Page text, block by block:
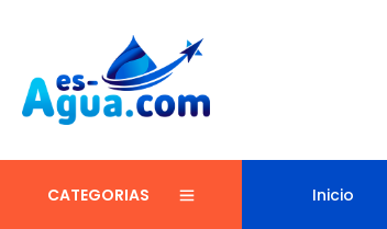
CATEGORIAS Inicio